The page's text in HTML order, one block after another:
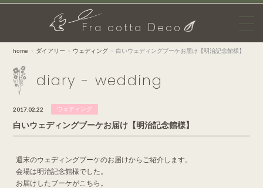
Fra cotta D eco
home ダイアリー ウェディング 白いウェディングブーケお届け【明治記念館様】
diary - wedding
2017.02.22 ウェディング
白いウェディングブーケお届け【明治記念館様】
週末のウェディングブーケのお届けからご紹介します。
会場は明治記念館様でした。
お届けしたブーケがこちら。